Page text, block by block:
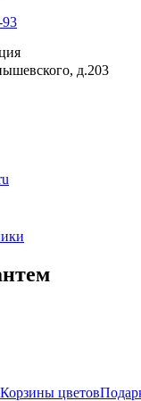
93
д.203
Корзины цветов